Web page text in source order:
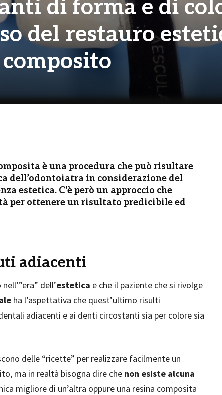
di forma e di
del restauro
è una procedura che può risultare
dell’odontoiatra in considerazione del
estetica. C'è però un approccio che
per ottenere un risultato predicibile ed
adiacenti
dell’estetica e che il paziente che si rivolge
ha l’aspettativa che quest’ultimo risulti
adiacenti e ai denti circostanti sia per colore sia
delle “ricette” per realizzare facilmente un
ma in realtà bisogna dire che non esiste alcuna
migliore di un’altra oppure una resina composita